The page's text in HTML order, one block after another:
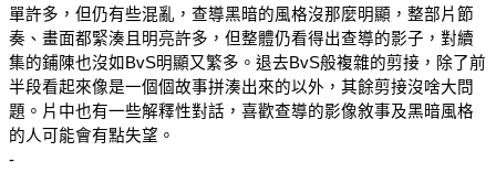
單許多，但仍有些混亂，查導黑暗的風格沒那麼明顯，整部片節
奏、畫面都緊湊且明亮許多，但整體仍看得出查導的影子，對續
集的鋪陳也沒如BvS明顯又繁多。退去BvS般複雜的剪接，除了前
半段看起來像是一個個故事拼湊出來的以外，其餘剪接沒啥大問
題。片中也有一些解釋性對話，喜歡查導的影像敘事及黑暗風格
的人可能會有點失望。
-